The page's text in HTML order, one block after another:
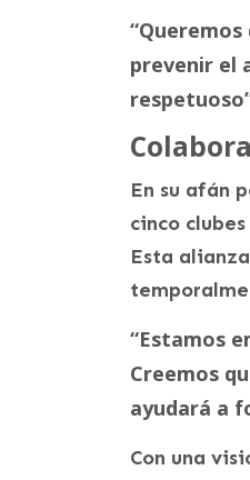
prevenir el
En su afán
cinco
Esta
“Estamos
Creemos
ayudará a
Con una